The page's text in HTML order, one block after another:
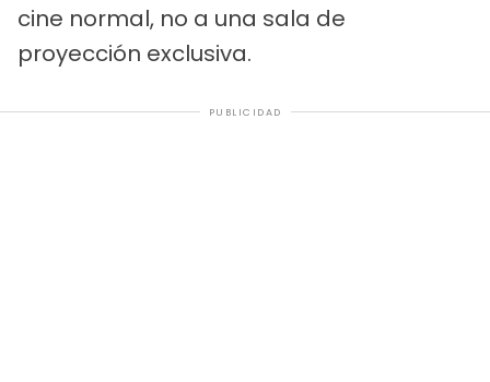
cine normal, no a una sala de
proyección exclusiva.
PUBLICIDAD